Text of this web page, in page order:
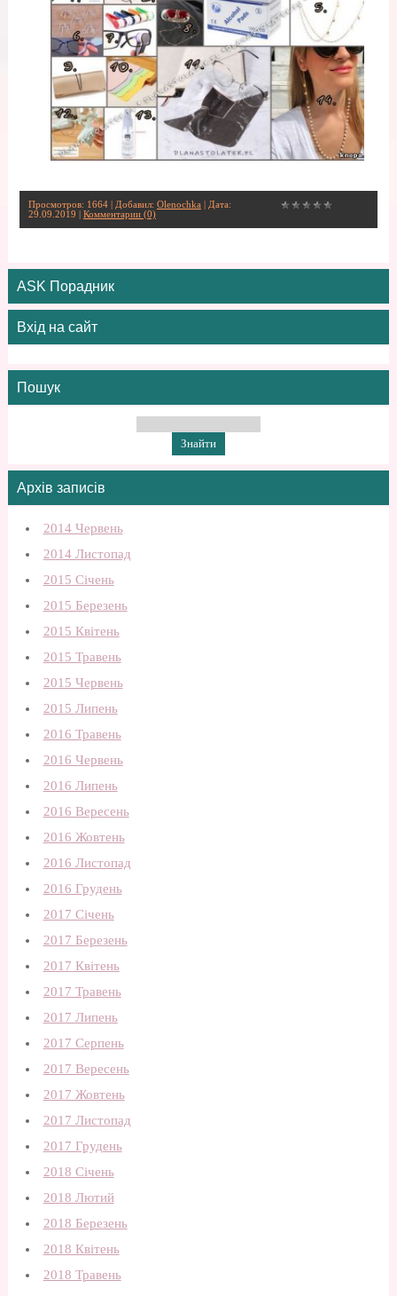
Просмотров: 1664 | Добавил: Olenochka | Дата:
29.09.2019
Комментарии (0)
ASK Порадник
Вхід на сайт
Пошук
Архів записів
2014 Червень
2014 Листопад
2015 Січень
2015 Березень
2015 Квітень
2015 Травень
2015 Червень
2015 Липень
2016 Травень
2016 Червень
2016 Липень
2016 Вересень
2016 Жовтень
2016 Листопад
2016 Грудень
2017 Січень
2017 Березень
2017 Квітень
2017 Травень
2017 Липень
2017 Серпень
2017 Вересень
2017 Жовтень
2017 Листопад
2017 Грудень
2018 Січень
2018 Лютий
2018 Березень
2018 Квітень
2018 Травень